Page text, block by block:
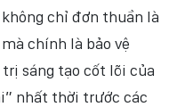
chỉ đơn thuần là
chính là bảo vệ
sáng tạo cốt lõi của
nhất thời trước các